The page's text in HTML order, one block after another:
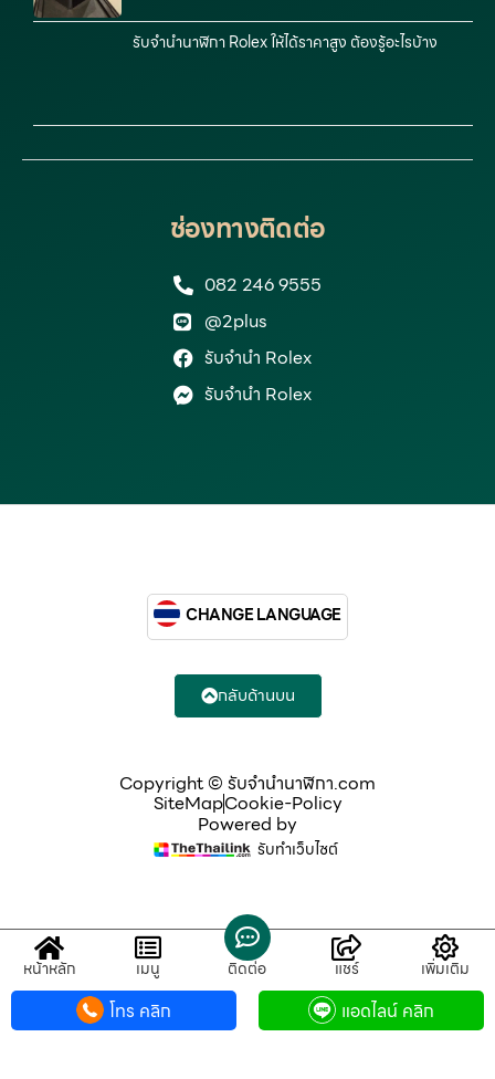
รับจำนำนาฬิกา Rolex ให้ได้ราคาสูง ต้องรู้อะไรบ้าง
ช่องทางติดต่อ
082 246 9555
@2plus
รับจำนำ Rolex
รับจำนำ Rolex
Copyright © รับจํานํานาฬิกา.com
SiteMapCookie-Policy
Powered by
รับทำเว็บไซต์
CHANGE LANGUAGE
กลับด้านบน
หน้าหลัก เมนู ติดต่อ แชร์ เพิ่มเติม
โทร คลิก แอดไลน์ คลิก